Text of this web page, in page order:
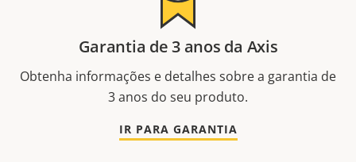
Garantia de 3 anos da Axis
Obtenha informações e detalhes sobre a garantia de
3 anos do seu produto.
IR PARA GARANTIA